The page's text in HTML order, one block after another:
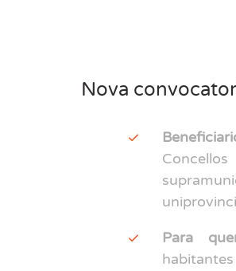
Nova
Para
habitantes